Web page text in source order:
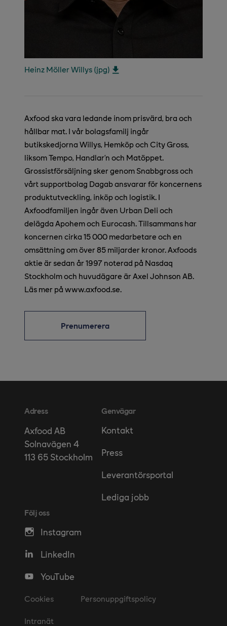
Heinz Möller Willys (jpg)
Axfood ska vara ledande inom prisvärd, bra och
hållbar mat. I vår bolagsfamilj ingår
butikskedjorna Willys, Hemköp och City Gross,
liksom Tempo, Handlar’n och Matöppet.
Grossistförsäljning sker genom Snabbgross och
vårt supportbolag Dagab ansvarar för koncernens
produktutveckling, inköp och logistik. I
Axfoodfamiljen ingår även Urban Deli och
delägda Apohem och Eurocash. Tillsammans har
koncernen cirka 15 000 medarbetare och en
omsättning om över 85 miljarder kronor. Axfoods
aktie är sedan år 1997 noterad på Nasdaq
Stockholm och huvudägare är Axel Johnson AB.
Läs mer på www.axfood.se.
Prenumerera
Adress
Axfood AB
Solnavägen 4
113 65 Stockholm
Genvägar
Kontakt
Press
Leverantörsportal
Lediga jobb
Följ oss
Instagram
LinkedIn
YouTube
Cookies Personuppgiftspolicy
Intranät